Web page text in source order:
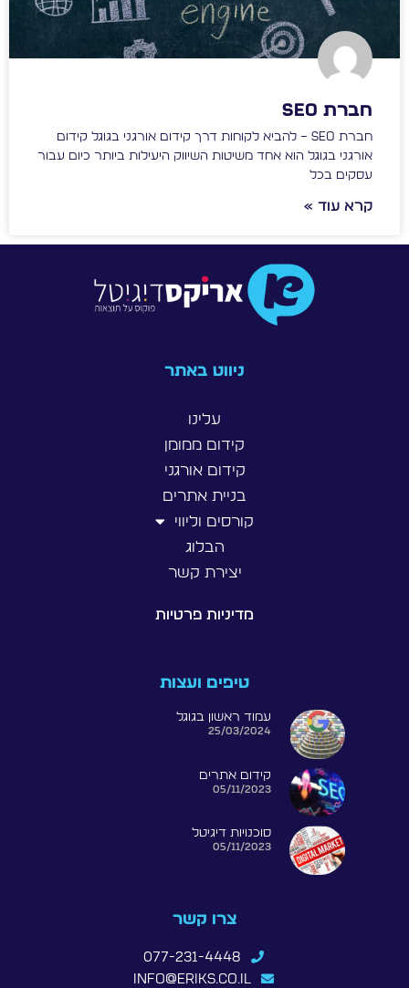
חברת seo
חברת SEO – להביא לקוחות דרך קידום אורגני בגוגל קידום
אורגני בגוגל הוא אחד משיטות השיווק היעילות ביותר כיום עבור
עסקים בכל
קרא עוד »
ניווט באתר
עלינו
קידום ממומן
קידום אורגני
בניית אתרים
קורסים וליווי
הבלוג
יצירת קשר
מדיניות פרטיות
טיפים ועצות
עמוד ראשון בגוגל
25/03/2024
קידום אתרים
05/11/2023
סוכנויות דיגיטל
05/11/2023
צרו קשר
077-231-4448
info@eriks.co.il